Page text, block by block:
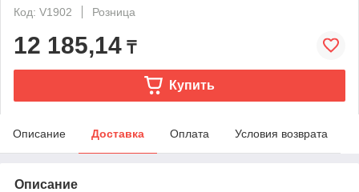
Код: V1902
Розница
12 185,14 ₸
Купить
Описание Доставка Оплата Условия возврата
Описание